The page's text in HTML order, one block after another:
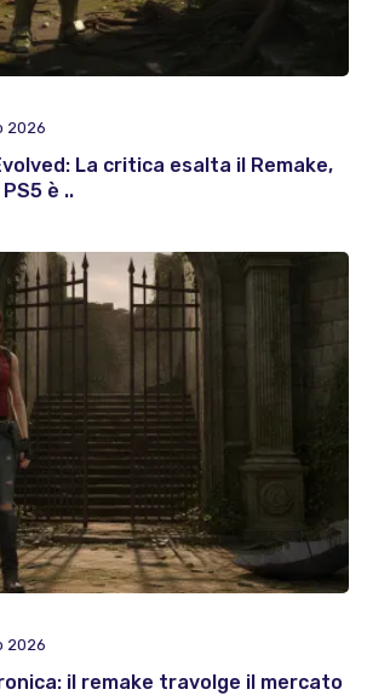
2026
La critica esalta il Remake,
è ..
2026
il remake travolge il mercato